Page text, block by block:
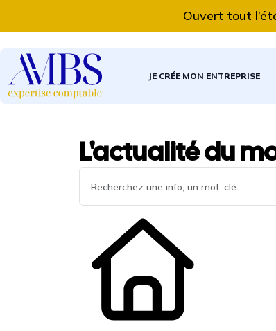
Ouvert tout l’été,
JE CRÉE MON ENTREPRISE
L'actualité du